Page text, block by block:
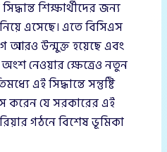
শিক্ষার্থীদের জন্য
এসেছে। এতে বিসিএস
আরও উন্মুক্ত হয়েছে এবং
অংশ নেওয়ার ক্ষেত্রেও নতুন
এই সিদ্ধান্তে সন্তুষ্টি
করেন যে সরকারের এই
গঠনে বিশেষ ভূমিকা